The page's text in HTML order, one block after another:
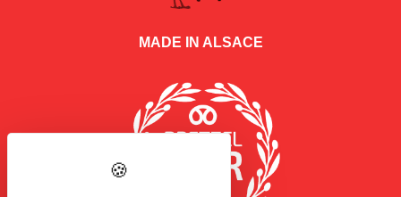
MADE IN ALSACE